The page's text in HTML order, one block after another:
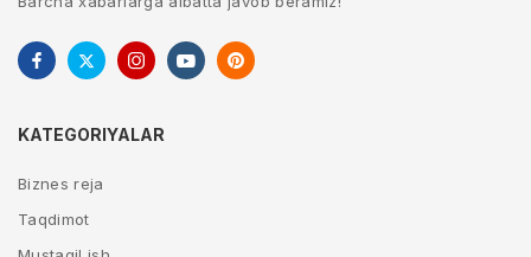
KATEGORIYALAR
Biznes reja
Taqdimot